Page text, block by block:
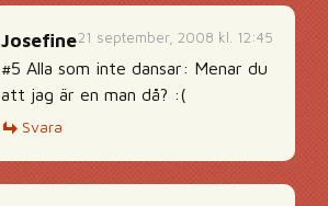
21 september, 2008 kl. 12:45
Josefine
#5 Alla som inte dansar: Menar du
att jag är en man då? :(
Svara